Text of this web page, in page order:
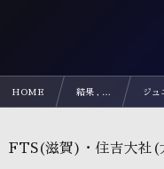
HOME 結果 , … ジュ
FTS(滋賀)・住吉大社(